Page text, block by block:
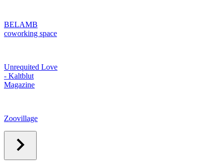
BELAMB
coworking space
Unrequited Love
- Kaltblut
Magazine
Zoovillage